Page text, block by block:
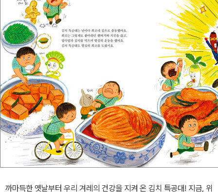
까마득한 옛날부터 우리 겨레의 건강을 지켜 온 김치 특공대! 지금, 위